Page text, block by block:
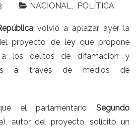
NACIONAL POLÍTICA
volvió a aplazar ayer la
proyecto de ley que propone
a los delitos de difamación y
a través de medios de
el parlamentario Segundo
autor del proyecto, solicitó un